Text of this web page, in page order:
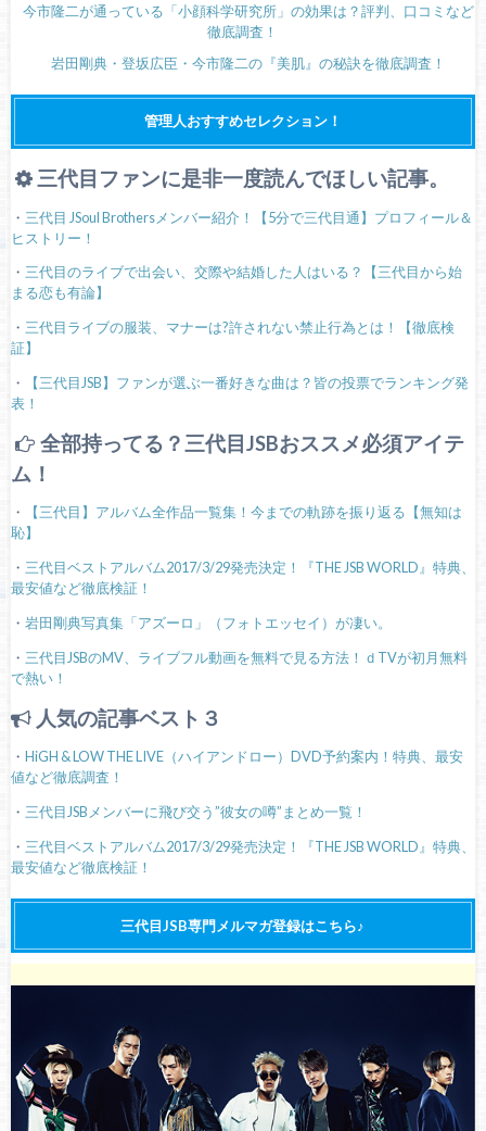
今市隆二が通っている「小顔科学研究所」の効果は？評判、口コミなど
徹底調査！
岩田剛典・登坂広臣・今市隆二の『美肌』の秘訣を徹底調査！
管理人おすすめセレクション！
三代目ファンに是非一度読んでほしい記事。
・ 三代目 JSoul Brothersメンバー紹介！【5分で三代目通】プロフィール＆
ヒストリー！
・ 三代目のライブで出会い、交際や結婚した人はいる？【三代目から始
まる恋も有論】
・ 三代目ライブの服装、マナーは?許されない禁止行為とは！【徹底検
証】
・
【三代目JSB】ファンが選ぶ一番好きな曲は？皆の投票でランキング発
表！
全部持ってる？三代目JSBおススメ必須アイテ
ム！
・
【三代目】アルバム全作品一覧集！今までの軌跡を振り返る【無知は
恥】
・ 三代目ベストアルバム2017/3/29発売決定！『THE JSB WORLD』特典、
最安値など徹底検証！
・ 岩田剛典写真集「アズーロ」（フォトエッセイ）が凄い。
・ 三代目JSBのMV、ライブフル動画を無料で見る方法！ｄTVが初月無料
で熱い！
人気の記事ベスト３
・ HiGH & LOW THE LIVE（ハイアンドロー）DVD予約案内！特典、最安
値など徹底調査！
・ 三代目JSBメンバーに飛び交う”彼女の噂”まとめ一覧！
・ 三代目ベストアルバム2017/3/29発売決定！『THE JSB WORLD』特典、
最安値など徹底検証！
三代目JSB専門メルマガ登録はこちら♪